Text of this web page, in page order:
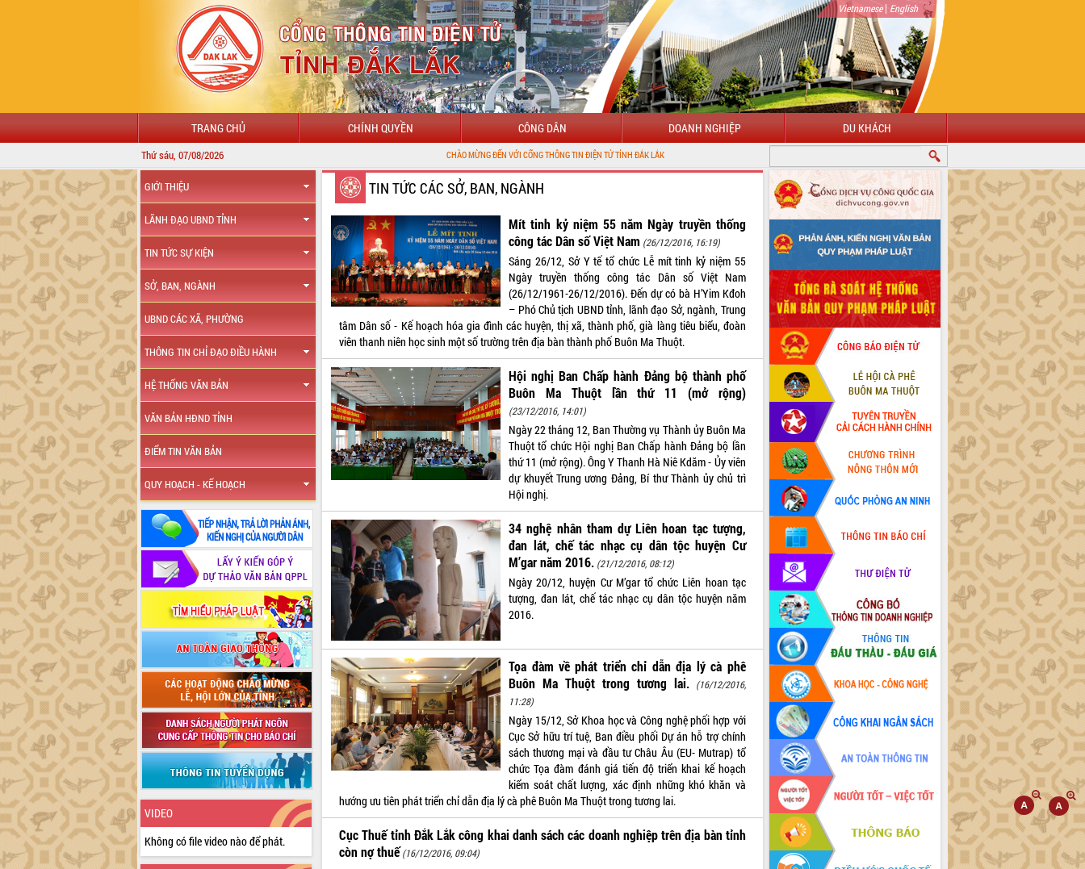
Vietnamese| English
TRANG CHỦ CHÍNH QUYỀN CÔNG DÂN DOANH NGHIỆP DU KHÁCH
Thứ sáu, 07/08/2026 CHÀO MỪNG ĐẾN VỚI CỔNG THÔNG TIN ĐIỆN TỬ TỈNH ĐẮK LẮK
GIỚI THIỆU
LÃNH ĐẠO UBND TỈNH
TIN TỨC SỰ KIỆN
SỞ, BAN, NGÀNH
UBND CÁC XÃ, PHƯỜNG
THÔNG TIN CHỈ ĐẠO ĐIỀU HÀNH
HỆ THỐNG VĂN BẢN
VĂN BẢN HĐND TỈNH
ĐIỂM TIN VĂN BẢN
QUY HOẠCH - KẾ HOẠCH
VIDEO
Không có file video nào để phát.
TIN TỨC CÁC SỞ, BAN, NGÀNH
Mít tinh kỷ niệm 55 năm Ngày truyền thống
công tác Dân số Việt Nam (26/12/2016, 16:19)
Sáng 26/12, Sở Y tế tổ chức Lễ mít tinh kỷ niệm 55
Ngày truyền thống công tác Dân số Việt Nam
(26/12/1961-26/12/2016). Đến dự có bà H’Yim Kđoh
– Phó Chủ tịch UBND tỉnh, lãnh đạo Sở, ngành, Trung
tâm Dân số - Kế hoạch hóa gia đình các huyện, thị xã, thành phố, già làng tiêu biểu, đoàn
viên thanh niên học sinh một số trường trên địa bàn thành phố Buôn Ma Thuột.
Hội nghị Ban Chấp hành Đảng bộ thành phố
Buôn Ma Thuột lần thứ 11 (mở rộng)
(23/12/2016, 14:01)
Ngày 22 tháng 12, Ban Thường vụ Thành ủy Buôn Ma
Thuột tổ chức Hội nghị Ban Chấp hành Đảng bộ lần
thứ 11 (mở rộng). Ông Y Thanh Hà Niê Kdăm - Ủy viên
dự khuyết Trung ương Đảng, Bí thư Thành ủy chủ trì
Hội nghị.
34 nghệ nhân tham dự Liên hoan tạc tượng,
đan lát, chế tác nhạc cụ dân tộc huyện Cư
M’gar năm 2016. (21/12/2016, 08:12)
Ngày 20/12, huyện Cư M’gar tổ chức Liên hoan tạc
tượng, đan lát, chế tác nhạc cụ dân tộc huyện năm
2016.
Tọa đàm về phát triển chỉ dẫn địa lý cà phê
Buôn Ma Thuột trong tương lai. (16/12/2016,
11:28)
Ngày 15/12, Sở Khoa học và Công nghệ phối hợp với
Cục Sở hữu trí tuệ, Ban điều phối Dự án hỗ trợ chính
sách thương mại và đầu tư Châu Âu (EU- Mutrap) tổ
chức Tọa đàm đánh giá tiến độ triển khai kế hoạch
kiểm soát chất lượng, xác định những khó khăn và
hướng ưu tiên phát triển chỉ dẫn địa lý cà phê Buôn Ma Thuột trong tương lai.
Cục Thuế tỉnh Đắk Lắk công khai danh sách các doanh nghiệp trên địa bàn tỉnh
còn nợ thuế (16/12/2016, 09:04)